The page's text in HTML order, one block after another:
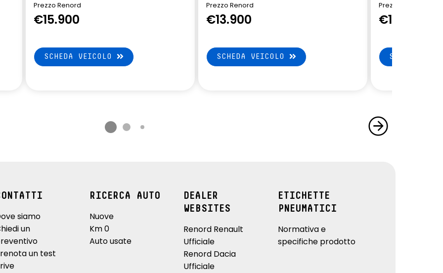
Prezzo Renord
€15.900
SCHEDA VEICOLO
Prezzo Renord
€13.900
SCHEDA VEICOLO
Prezzo Renord
€14.490
SCHEDA
siamo
un
un test
RICERCA AUTO
Nuove
Km 0
Auto usate
DEALER
WEBSITES
Renord Renault
Ufficiale
Renord Dacia
Ufficiale
ETICHETTE
PNEUMATICI
Normativa e
specifiche prodotto